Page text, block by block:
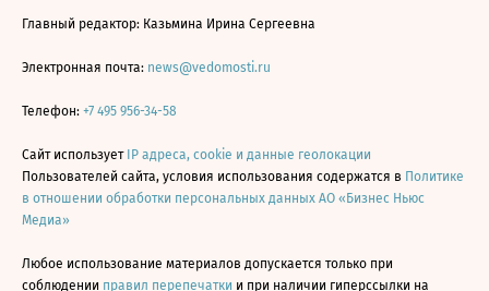
Главный редактор: Казьмина Ирина Сергеевна
Электронная почта: news@vedomosti.ru
Телефон: +7 495 956-34-58
Сайт использует IP адреса, cookie и данные геолокации
Пользователей сайта, условия использования содержатся в Политике
в отношении обработки персональных данных АО «Бизнес Ньюс
Медиа»
Любое использование материалов допускается только при
соблюдении правил перепечатки и при наличии гиперссылки на